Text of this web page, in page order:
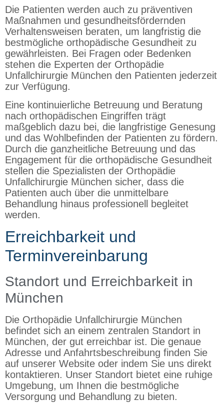
Die Patienten werden auch zu präventiven
Maßnahmen und gesundheitsfördernden
Verhaltensweisen beraten, um langfristig die
bestmögliche orthopädische Gesundheit zu
gewährleisten. Bei Fragen oder Bedenken
stehen die Experten der Orthopädie
Unfallchirurgie München den Patienten jederzeit
zur Verfügung.
Eine kontinuierliche Betreuung und Beratung
nach orthopädischen Eingriffen trägt
maßgeblich dazu bei, die langfristige Genesung
und das Wohlbefinden der Patienten zu fördern.
Durch die ganzheitliche Betreuung und das
Engagement für die orthopädische Gesundheit
stellen die Spezialisten der Orthopädie
Unfallchirurgie München sicher, dass die
Patienten auch über die unmittelbare
Behandlung hinaus professionell begleitet
werden.
Erreichbarkeit und
Terminvereinbarung
Standort und Erreichbarkeit in
München
Die Orthopädie Unfallchirurgie München
befindet sich an einem zentralen Standort in
München, der gut erreichbar ist. Die genaue
Adresse und Anfahrtsbeschreibung finden Sie
auf unserer Website oder indem Sie uns direkt
kontaktieren. Unser Standort bietet eine ruhige
Umgebung, um Ihnen die bestmögliche
Versorgung und Behandlung zu bieten.